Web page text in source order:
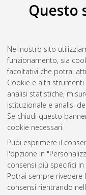
Questo
Nel nostro sito
funzionamento, sia
facoltativi che potrai
Cookie e altri
analisi statistiche,
istituzionale e analisi
Se chiudi questo
cookie necessari.
Puoi esprimere il
l'opzione in
consensi più specifici
Potrai sempre rivedere
consensi rientrando
Castellucci,
prestatore tra tecnica
Mater Studiorum
Scienze giuridiche, 35
10.48676/unibo/
Questa lista e'
Atom
Rss 1.0
Rss 2.0